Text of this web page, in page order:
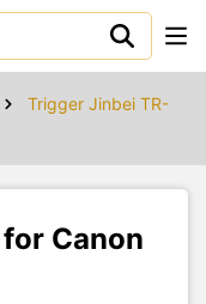
Trigger Jinbei TR-
Canon